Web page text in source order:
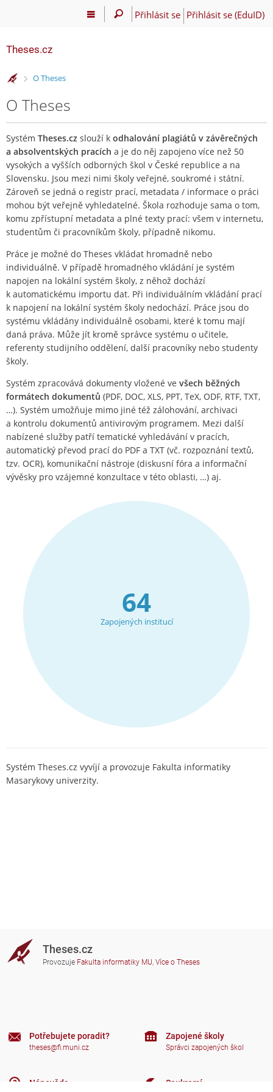
Přihlásit se Přihlásit se (EduID)
Theses.cz
>
O Theses
O Theses
Systém Theses.cz slouží k odhalování plagiátů v závěrečných
a absolventských pracích a je do něj zapojeno více než 50
vysokých a vyšších odborných škol v České republice a na
Slovensku. Jsou mezi nimi školy veřejné, soukromé i státní.
Zároveň se jedná o registr prací, metadata / informace o práci
mohou být veřejně vyhledatelné. Škola rozhoduje sama o tom,
komu zpřístupní metadata a plné texty prací: všem v internetu,
studentům či pracovníkům školy, případně nikomu.
Práce je možné do Theses vkládat hromadně nebo
individuálně. V případě hromadného vkládání je systém
napojen na lokální systém školy, z něhož dochází
k automatickému importu dat. Při individuálním vkládání prací
k napojení na lokální systém školy nedochází. Práce jsou do
systému vkládány individuálně osobami, které k tomu mají
daná práva. Může jít kromě správce systému o učitele,
referenty studijního oddělení, další pracovníky nebo studenty
školy.
Systém zpracovává dokumenty vložené ve všech běžných
formátech dokumentů (PDF, DOC, XLS, PPT, TeX, ODF, RTF, TXT,
…). Systém umožňuje mimo jiné též zálohování, archivaci
a kontrolu dokumentů antivirovým programem. Mezi další
nabízené služby patří tematické vyhledávání v pracích,
automatický převod prací do PDF a TXT (vč. rozpoznání textů,
tzv. OCR), komunikační nástroje (diskusní fóra a informační
vývěsky pro vzájemné konzultace v této oblasti, …) aj.
64
Zapojených institucí
Systém Theses.cz vyvíjí a provozuje Fakulta informatiky
Masarykovy univerzity.
Theses.cz
Provozuje Fakulta informatiky MU, Více o Theses
Potřebujete poradit?
theses@fi.muni.cz
Nápověda
Zapojené školy
Správci zapojených škol
Soukromí